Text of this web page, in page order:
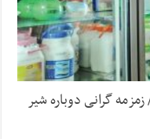
گرانی دوباره شیر